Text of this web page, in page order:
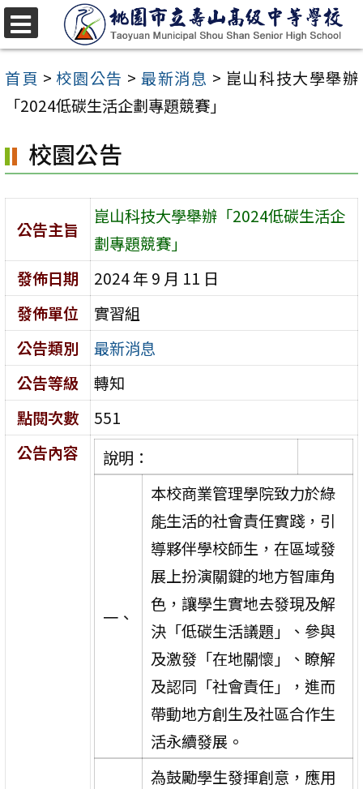
跳
至
主
容
區
首頁 >校園公告 >最新消息 > 崑山科技大學舉辦
「2024低碳生活企劃專題競賽」
校園公告
公告主旨
崑山科技大學舉辦「2024低碳生活企
劃專題競賽」
發佈日期
2024 年 9 月 11 日
發佈單位
實習組
公告類別
最新消息
公告等級
轉知
點閱次數
551
公告內容
說明：
一、
本校商業管理學院致力於綠
能生活的社會責任實踐，引
導夥伴學校師生，在區域發
展上扮演關鍵的地方智庫角
色，讓學生實地去發現及解
決「低碳生活議題」、參與
及激發「在地關懷」、瞭解
及認同「社會責任」，進而
帶動地方創生及社區合作生
活永續發展。
為鼓勵學生發揮創意，應用
選
單